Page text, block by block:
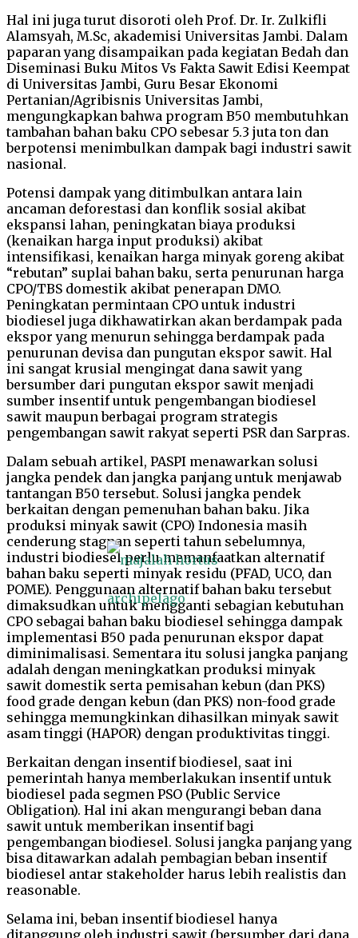
Hal ini juga turut disoroti oleh Prof. Dr. Ir. Zulkifli
Alamsyah, M.Sc, akademisi Universitas Jambi. Dalam
paparan yang disampaikan pada kegiatan Bedah dan
Diseminasi Buku Mitos Vs Fakta Sawit Edisi Keempat
di Universitas Jambi, Guru Besar Ekonomi
Pertanian/Agribisnis Universitas Jambi,
mengungkapkan bahwa program B50 membutuhkan
tambahan bahan baku CPO sebesar 5.3 juta ton dan
berpotensi menimbulkan dampak bagi industri sawit
nasional.
Potensi dampak yang ditimbulkan antara lain
ancaman deforestasi dan konflik sosial akibat
ekspansi lahan, peningkatan biaya produksi
(kenaikan harga input produksi) akibat
intensifikasi, kenaikan harga minyak goreng akibat
“rebutan” suplai bahan baku, serta penurunan harga
CPO/TBS domestik akibat penerapan DMO.
Peningkatan permintaan CPO untuk industri
biodiesel juga dikhawatirkan akan berdampak pada
ekspor yang menurun sehingga berdampak pada
penurunan devisa dan pungutan ekspor sawit. Hal
ini sangat krusial mengingat dana sawit yang
bersumber dari pungutan ekspor sawit menjadi
sumber insentif untuk pengembangan biodiesel
sawit maupun berbagai program strategis
pengembangan sawit rakyat seperti PSR dan Sarpras.
Dalam sebuah artikel, PASPI menawarkan solusi
jangka pendek dan jangka panjang untuk menjawab
tantangan B50 tersebut. Solusi jangka pendek
berkaitan dengan pemenuhan bahan baku. Jika
produksi minyak sawit (CPO) Indonesia masih
cenderung stagnan seperti tahun sebelumnya,
industri biodiesel perlu memanfaatkan alternatif
bahan baku seperti minyak residu (PFAD, UCO, dan
POME). Penggunaan alternatif bahan baku tersebut
dimaksudkan untuk mengganti sebagian kebutuhan
CPO sebagai bahan baku biodiesel sehingga dampak
implementasi B50 pada penurunan ekspor dapat
diminimalisasi. Sementara itu solusi jangka panjang
adalah dengan meningkatkan produksi minyak
sawit domestik serta pemisahan kebun (dan PKS)
food grade dengan kebun (dan PKS) non-food grade
sehingga memungkinkan dihasilkan minyak sawit
asam tinggi (HAPOR) dengan produktivitas tinggi.
Berkaitan dengan insentif biodiesel, saat ini
pemerintah hanya memberlakukan insentif untuk
biodiesel pada segmen PSO (Public Service
Obligation). Hal ini akan mengurangi beban dana
sawit untuk memberikan insentif bagi
pengembangan biodiesel. Solusi jangka panjang yang
bisa ditawarkan adalah pembagian beban insentif
biodiesel antar stakeholder harus lebih realistis dan
reasonable.
Selama ini, beban insentif biodiesel hanya
ditanggung oleh industri sawit (bersumber dari dana